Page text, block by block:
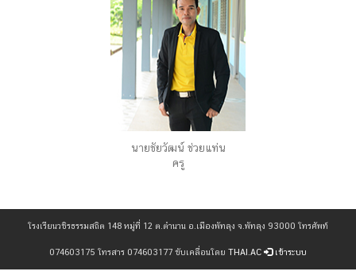
นายชัยวัฒน์ ช่วยแท่น
ครู
โรงเรียนวชิรธรรมสถิต 148 หมู่ที่ 12 ต.ตำนาน อ.เมืองพัทลุง จ.พัทลุง 93000 โทรศัพท์
074603175 โทรสาร 074603177 ขับเคลื่อนโดย THAI.AC เข้าระบบ